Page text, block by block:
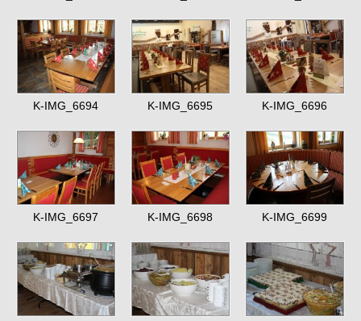
K-IMG_6694 K-IMG_6695 K-IMG_6696
K-IMG_6697 K-IMG_6698 K-IMG_6699